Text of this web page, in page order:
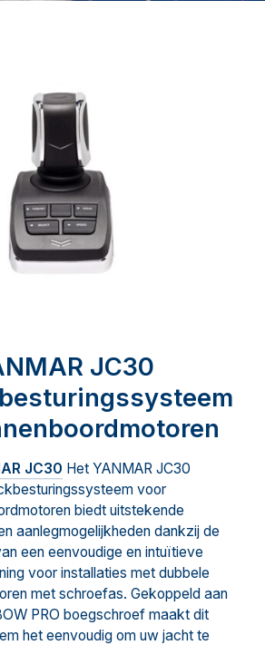
JC30
JC30 Het YANMAR JC30
voor
biedt uitstekende
aanlegmogelijkheden dankzij de
een eenvoudige en intuïtieve
voor installaties met dubbele
met schroefas. Gekoppeld aan
PRO boegschroef maakt dit
het eenvoudig om uw jacht te